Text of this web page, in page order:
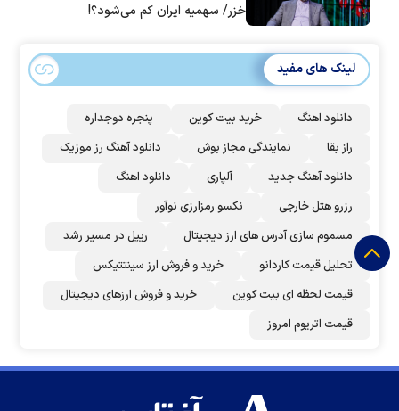
خزر/ سهمیه ایران کم می‌شود؟!
لینک های مفید
دانلود اهنگ خرید بیت کوین
پنجره دوجداره
راز بقا
نمایندگی مجاز بوش
دانلود آهنگ رز‌ موزیک
دانلود آهنگ جدید
آلپاری
دانلود اهنگ
رزرو هتل خارجی
نکسو رمزارزی نوآور
مسموم سازی آدرس های ارز دیجیتال
ریپل در مسیر رشد
تحلیل قیمت کاردانو
خرید و فروش ارز سینتتیکس
قیمت لحظه ای بیت کوین
خرید و فروش ارزهای دیجیتال
قیمت اتریوم امروز